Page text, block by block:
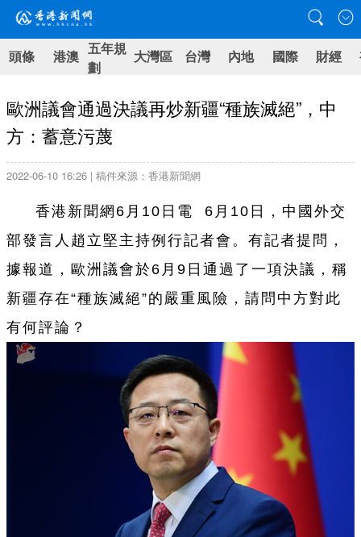
頭條 港澳 五年規
劃
大灣區 台灣 內地 國際 財經
歐洲議會通過決議再炒新疆“種族滅絕”，中
方：蓄意污蔑
2022-06-10 16:26 | 稿件來源：香港新聞網
香港新聞網6月10日電 6月10日，中國外交
部發言人趙立堅主持例行記者會。有記者提問，
據報道，歐洲議會於6月9日通過了一項決議，稱
新疆存在“種族滅絕”的嚴重風險，請問中方對此
有何評論？